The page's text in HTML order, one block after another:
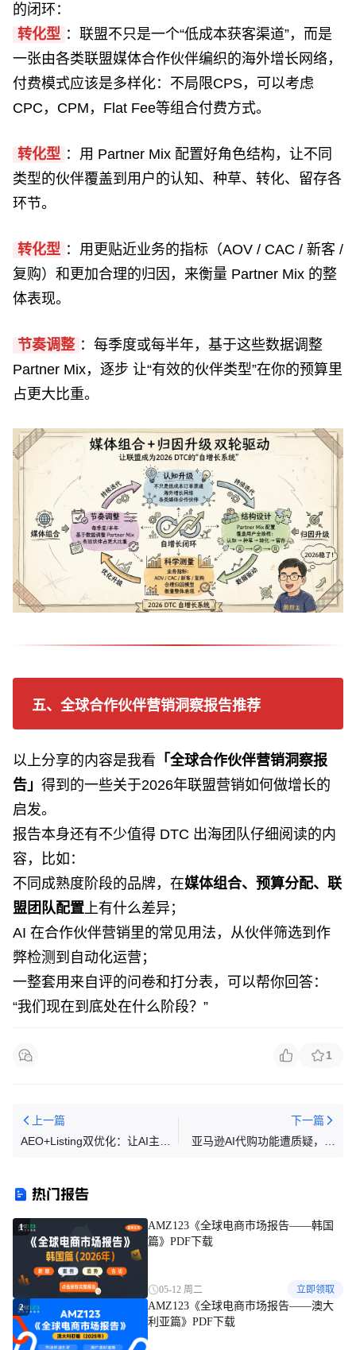
的闭环：
转化型 ：联盟不只是一个“低成本获客渠道”，而是
一张由各类联盟媒体合作伙伴编织的海外增长网络，
付费模式应该是多样化：不局限CPS，可以考虑
CPC，CPM，Flat Fee等组合付费方式。
转化型 ：用 Partner Mix 配置好角色结构，让不同
类型的伙伴覆盖到用户的认知、种草、转化、留存各
环节。
转化型 ：用更贴近业务的指标（AOV / CAC / 新客 /
复购）和更加合理的归因，来衡量 Partner Mix 的整
体表现。
节奏调整 ：每季度或每半年，基于这些数据调整
Partner Mix，逐步 让“有效的伙伴类型”在你的预算里
占更大比重。
五、全球合作伙伴营销洞察报告推荐
以上分享的内容是我看 「 全球合作伙伴营销洞察报
告」 得到的一些关于2026年联盟营销如何做增长的
启发。
报告本身还有不少值得 DTC 出海团队仔细阅读的内
容，比如：
不同成熟度阶段的品牌，在媒体组合、预算分配、联
盟团队配置上有什么差异；
AI 在合作伙伴营销里的常见用法，从伙伴筛选到作
弊检测到自动化运营；
一整套用来自评的问卷和打分表，可以帮你回答：
“我们现在到底处在什么阶段？”
1
上一篇
AEO+Listing双优化：让AI主动
下一篇
亚马逊AI代购功能遭质疑，部
热门报告
1
AMZ123《全球电商市场报告——韩国
篇》PDF下载
05-12 周二 立即领取
2
AMZ123《全球电商市场报告——澳大
利亚篇》PDF下载